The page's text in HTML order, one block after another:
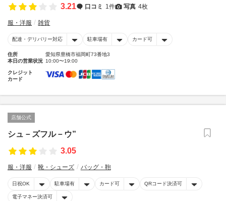
3.21 口コミ 1件 写真 4枚
服・洋服 雑貨
配達・デリバリー対応 駐車場有 カード可
住所
愛知県豊橋市福岡町73番地3
本日の営業状況 10:00〜19:00
クレジット
カード
店舗公式
シュ－ズフル－ウ”
3.05
服・洋服 靴・シューズ バッグ・鞄
日祝OK 駐車場有 カード可 QRコード決済可
電子マネー決済可